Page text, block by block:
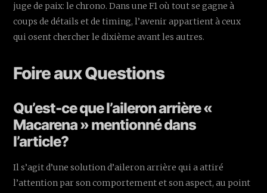
juge de paix: le chrono. Dans une F1 où tout se gagne à
coups de détails et de timing, l’avenir appartient à ceux
qui osent chercher le dixième avant les autres.
Foire aux Questions
Qu’est-ce que l’aileron arrière «
Macarena » mentionné dans
l’article?
Il s’agit d’une solution d’aileron arrière qui a attiré
l’attention par son comportement et son aspect, au point